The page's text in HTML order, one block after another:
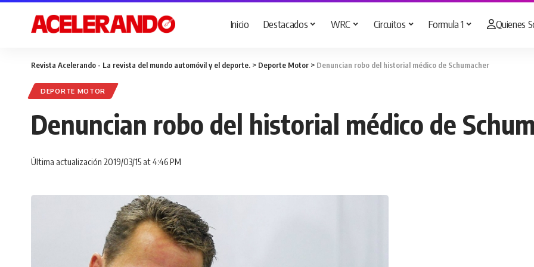
Inicio Destacados WRC Circuitos Formula 1 Quienes
Revista Acelerando - La revista del mundo automóvil y el deporte. > Deporte Motor > Denuncian robo del historial médico de Schumacher
DEPORTE MOTOR
Denuncian robo del historial médico de
Última actualización 2019/03/15 at 4:46 PM